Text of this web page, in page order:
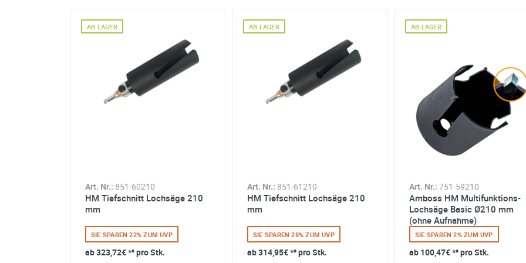
ab ab9,89€*² pro Stk.
Art. Nr.: 858-98042
Pro Arbor SDS plus
ab12,95€*² pro Stk.
Art. Nr.: 851-60210
HM Tiefschnitt Lochsäge 210
mm
AB LAGER
SIE SPAREN 22% ZUM UVP
ab323,72€*² pro Stk.
Art. Nr.: 851-61210
HM Tiefschnitt Lochsäge 210
mm
AB LAGER
SIE SPAREN 28% ZUM UVP
ab314,95€*² pro Stk.
Art. Nr.: 751-59210
Amboss HM Multifunktions-
Lochsäge Basic Ø210 mm
(ohne Aufnahme)
AB LAGER
SIE SPAREN 2% ZUM UVP
ab 100,47€*² pro Stk.